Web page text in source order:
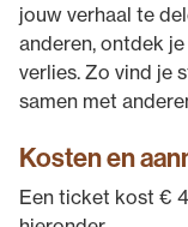
jouw verhaal te
anderen, ontdek
verlies. Zo vind je
samen met
Kosten en
Een ticket kost €